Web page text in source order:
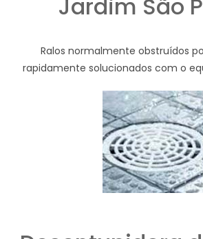
Jardim São
Ralos normalmente obstruídos
rapidamente solucionados com o